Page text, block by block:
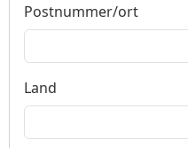
Postnummer/ort
Land